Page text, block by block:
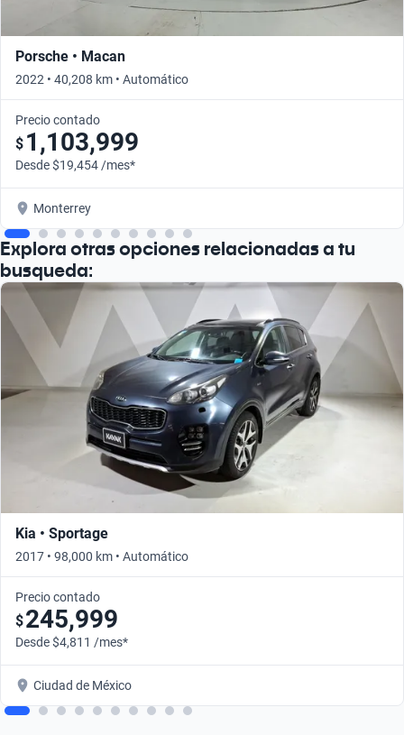
Porsche • Macan
2022 • 40,208 km • Automático
Precio contado
$ 1,103,999
Desde $19,454 /mes*
Monterrey
Explora otras opciones relacionadas a tu
busqueda:
Kia • Sportage
2017 • 98,000 km • Automático
Precio contado
$245,999
Desde $4,811 /mes*
Ciudad de México